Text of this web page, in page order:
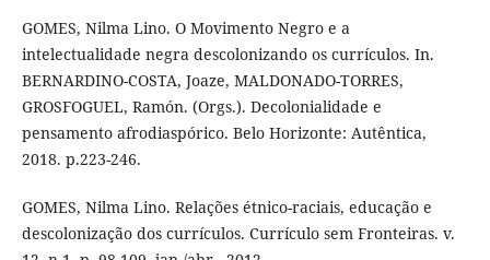
GOMES, Nilma Lino. O Movimento Negro e a
intelectualidade negra descolonizando os currículos. In.
BERNARDINO-COSTA, Joaze, MALDONADO-TORRES,
GROSFOGUEL, Ramón. (Orgs.). Decolonialidade e
pensamento afrodiaspórico. Belo Horizonte: Autêntica,
2018. p.223-246.
GOMES, Nilma Lino. Relações étnico-raciais, educação e
descolonização dos currículos. Currículo sem Fronteiras. v.